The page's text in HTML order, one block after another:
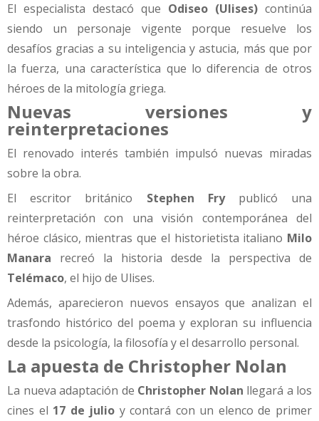
El especialista destacó que Odiseo (Ulises) continúa
siendo un personaje vigente porque resuelve los
desafíos gracias a su inteligencia y astucia, más que por
la fuerza, una característica que lo diferencia de otros
héroes de la mitología griega.
Nuevas versiones y
reinterpretaciones
El renovado interés también impulsó nuevas miradas
sobre la obra.
El escritor británico Stephen Frypublicó una
reinterpretación con una visión contemporánea del
héroe clásico, mientras que el historietista italiano Milo
Manara recreó la historia desde la perspectiva de
Telémaco, el hijo de Ulises.
Además, aparecieron nuevos ensayos que analizan el
trasfondo histórico del poema y exploran su influencia
desde la psicología, la filosofía y el desarrollo personal.
La apuesta de Christopher Nolan
La nueva adaptación de Christopher Nolan llegará a los
cines el 17 de julio y contará con un elenco de primer